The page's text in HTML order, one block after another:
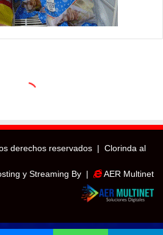
derechos reservados | Clorinda al
y Streaming By |
AER Multinet